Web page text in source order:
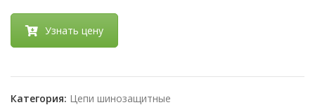
Узнать цену
Категория: Цепи шинозащитные